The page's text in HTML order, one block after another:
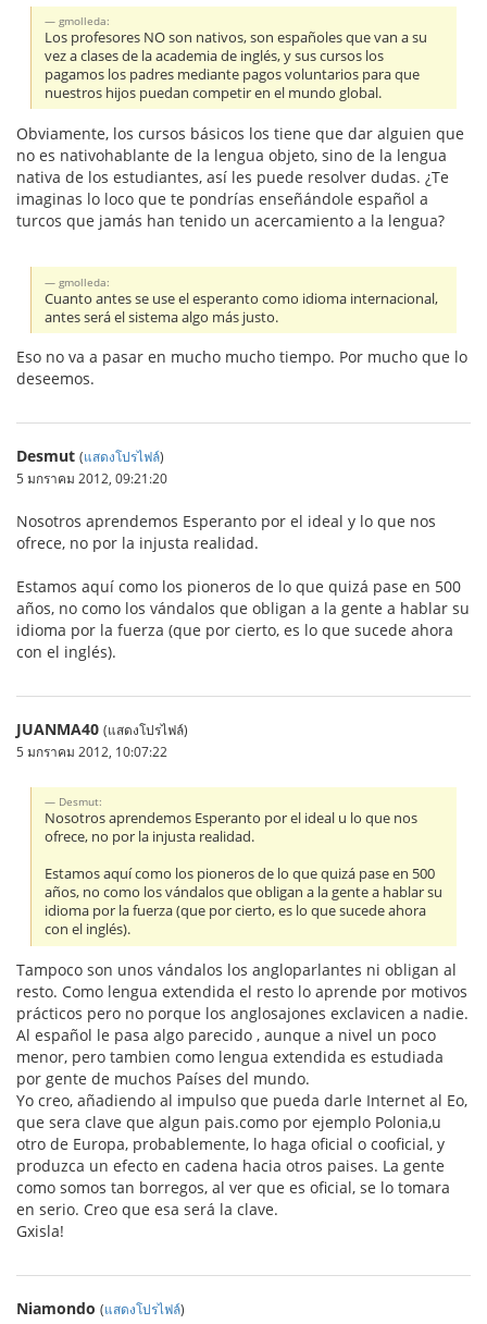
gmolleda:
Los profesores NO son nativos, son españoles que van a su
vez a clases de la academia de inglés, y sus cursos los
pagamos los padres mediante pagos voluntarios para que
nuestros hijos puedan competir en el mundo global.
Obviamente, los cursos básicos los tiene que dar alguien que
no es nativohablante de la lengua objeto, sino de la lengua
nativa de los estudiantes, así les puede resolver dudas. ¿Te
imaginas lo loco que te pondrías enseñándole español a
turcos que jamás han tenido un acercamiento a la lengua?
gmolleda:
Cuanto antes se use el esperanto como idioma internacional,
antes será el sistema algo más justo.
Eso no va a pasar en mucho mucho tiempo. Por mucho que lo
deseemos.
Desmut (แสดงโปรไฟล์)
5 มกราคม 2012, 09:21:20
Nosotros aprendemos Esperanto por el ideal y lo que nos
ofrece, no por la injusta realidad.
Estamos aquí como los pioneros de lo que quizá pase en 500
años, no como los vándalos que obligan a la gente a hablar su
idioma por la fuerza (que por cierto, es lo que sucede ahora
con el inglés).
JUANMA40 (แสดงโปรไฟล์)
5 มกราคม 2012, 10:07:22
Desmut:
Nosotros aprendemos Esperanto por el ideal u lo que nos
ofrece, no por la injusta realidad.
Estamos aquí como los pioneros de lo que quizá pase en 500
años, no como los vándalos que obligan a la gente a hablar su
idioma por la fuerza (que por cierto, es lo que sucede ahora
con el inglés).
Tampoco son unos vándalos los angloparlantes ni obligan al
resto. Como lengua extendida el resto lo aprende por motivos
prácticos pero no porque los anglosajones exclavicen a nadie.
Al español le pasa algo parecido , aunque a nivel un poco
menor, pero tambien como lengua extendida es estudiada
por gente de muchos Países del mundo.
Yo creo, añadiendo al impulso que pueda darle Internet al Eo,
que sera clave que algun pais.como por ejemplo Polonia,u
otro de Europa, probablemente, lo haga oficial o cooficial, y
produzca un efecto en cadena hacia otros paises. La gente
como somos tan borregos, al ver que es oficial, se lo tomara
en serio. Creo que esa será la clave.
Gxisla!
Niamondo (แสดงโปรไฟล์)